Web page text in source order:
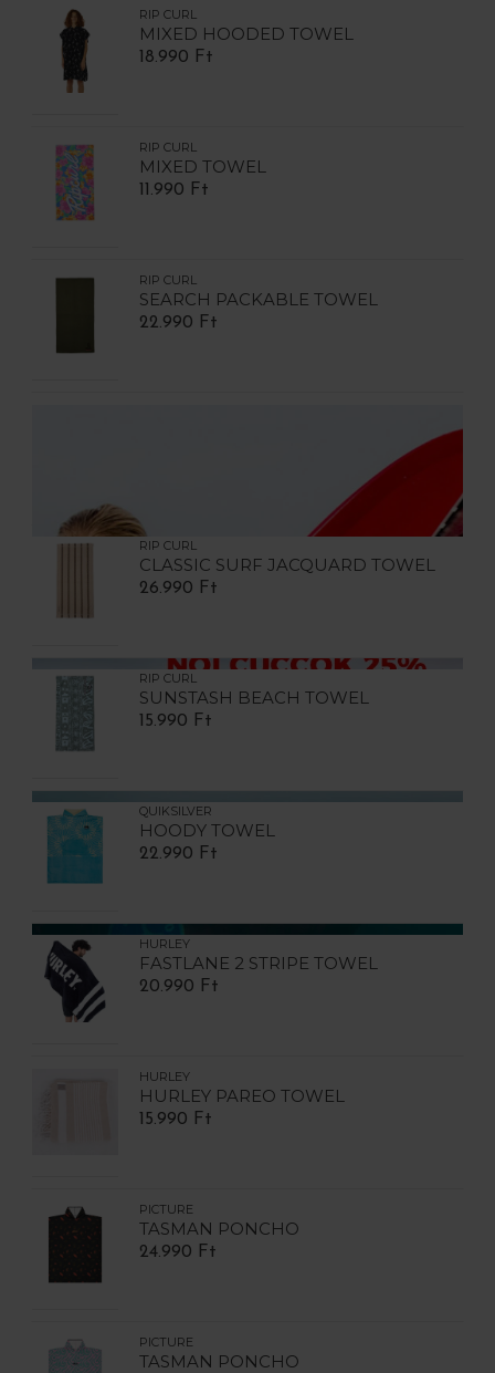
RIP CURL
MIXED HOODED TOWEL
18.990 Ft
RIP CURL
MIXED TOWEL
11.990 Ft
RIP CURL
SEARCH PACKABLE TOWEL
22.990 Ft
RIP CURL
CLASSIC SURF JACQUARD TOWEL
26.990 Ft
RIP CURL
SUNSTASH BEACH TOWEL
15.990 Ft
QUIKSILVER
HOODY TOWEL
22.990 Ft
HURLEY
FASTLANE 2 STRIPE TOWEL
20.990 Ft
HURLEY
HURLEY PAREO TOWEL
15.990 Ft
PICTURE
TASMAN PONCHO
24.990 Ft
PICTURE
TASMAN PONCHO